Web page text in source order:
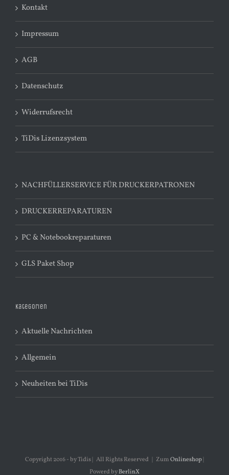
Kontakt
Impressum
AGB
Datenschutz
Widerrufsrecht
TiDis Lizenzsystem
NACHFÜLLERSERVICE FÜR DRUCKERPATRONEN
DRUCKERREPARATUREN
PC & Notebookreparaturen
GLS Paket Shop
Kategorien
Aktuelle Nachrichten
Allgemein
Neuheiten bei TiDis
Copyright 2016 - by Tidis | All Rights Reserved | ZumOnlineshop
Powerd byBerlinX